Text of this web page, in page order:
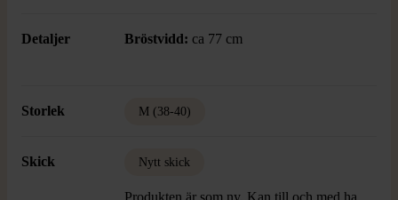
Detaljer Bröstvidd: ca 77 cm
Storlek M (38-40)
Skick Nytt skick
Produkten är som ny. Kan till och med ha